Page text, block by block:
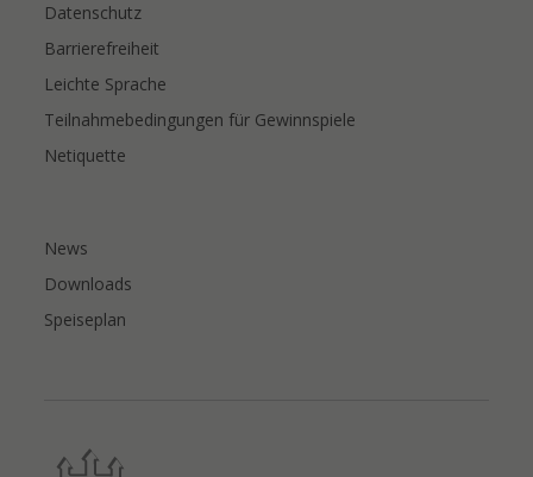
Datenschutz
Barrierefreiheit
Leichte Sprache
Teilnahmebedingungen für Gewinnspiele
Netiquette
News
Downloads
Speiseplan